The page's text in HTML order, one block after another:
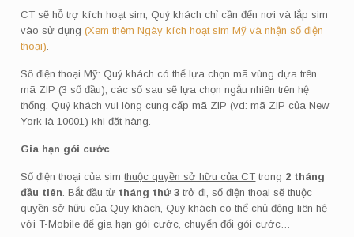
CT sẽ hỗ trợ kích hoạt sim, Quý khách chỉ cần đến nơi và lắp sim
vào sử dụng(Xem thêm Ngày kích hoạt sim Mỹ và nhận số điện
thoại)
Số điện thoại Mỹ: Quý khách có thể lựa chọn mã vùng dựa trên
mã ZIP (3 số đầu), các số sau sẽ lựa chọn ngẫu nhiên trên hệ
thống. Quý khách vui lòng cung cấp mã ZIP (vd: mã ZIP của New
York là 10001) khi đặt hàng.
Gia hạn gói cước
Số điện thoại của simthuộc quyền sở hữu của CT trong 2 tháng
đầu tiên . Bắt đầu từ tháng thứ 3 trở đi, số điện thoại sẽ thuộc
quyền sở hữu của Quý khách, Quý khách có thể chủ động liên hệ
với T-Mobile để gia hạn gói cước, chuyển đổi gói cước…